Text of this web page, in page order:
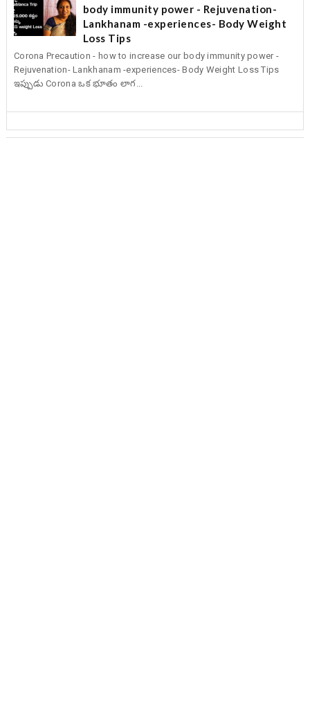
body immunity power - Rejuvenation-
Lankhanam -experiences- Body Weight
Loss Tips
Corona Precaution - how to increase our body immunity power -
Rejuvenation- Lankhanam -experiences- Body Weight Loss Tips
ఇప్పుడు Corona ఒక భూతం లాగ...